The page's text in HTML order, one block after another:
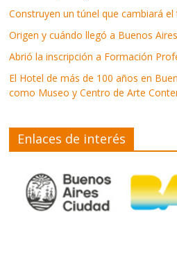
Construyen un túnel que cambiará
Origen y cuándo llegó a Buenos
Abrió la inscripción a Formación
El Hotel de más de 100 años en
como Museo y Centro de Arte
Enlaces de interés